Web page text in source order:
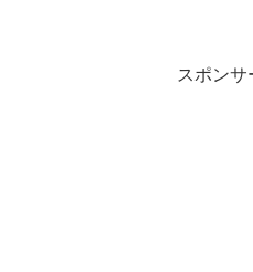
スポンサ